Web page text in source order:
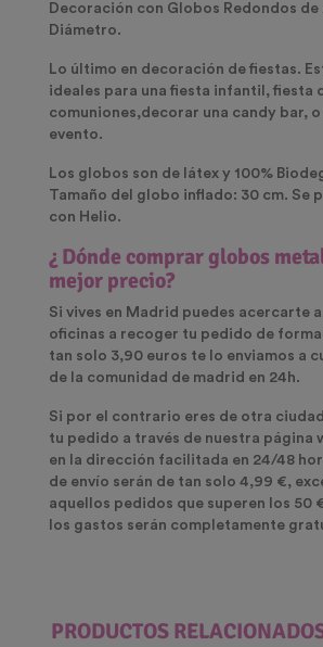
Decoración con Globos Redondos de
Diámetro.
Lo último en decoración de fiestas.
ideales para una fiesta infantil, fiesta
comuniones,decorar una candy bar,
evento.
Los globos son de látex y 100%
Tamaño del globo inflado: 30 cm. Se
con Helio.
¿ Dónde comprar globos
mejor precio?
Si vives en Madrid puedes acercarte
oficinas a recoger tu pedido de
tan solo 3,90 euros te lo enviamos a
de la comunidad de madrid en 24h.
Si por el contrario eres de otra
tu pedido a través de nuestra página
en la dirección facilitada en 24/48
de envío serán de tan solo 4,99 €,
aquellos pedidos que superen los 50
los gastos serán completamente
PRODUCTOS